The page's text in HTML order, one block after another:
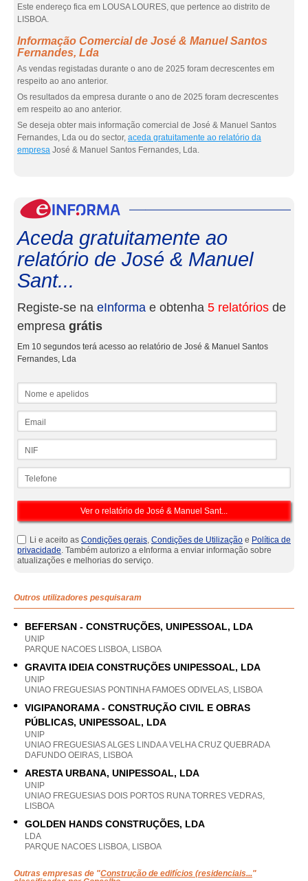
Este endereço fica em LOUSA LOURES, que pertence ao distrito de
LISBOA.
Informação Comercial de José & Manuel Santos
Fernandes, Lda
As vendas registadas durante o ano de 2025 foram decrescentes em
respeito ao ano anterior.
Os resultados da empresa durante o ano de 2025 foram decrescentes
em respeito ao ano anterior.
Se deseja obter mais informação comercial de José & Manuel Santos
Fernandes, Lda ou do sector, aceda gratuitamente ao relatório da
empresa José & Manuel Santos Fernandes, Lda.
Aceda gratuitamente ao
relatório de José & Manuel
Sant...
Registe-se na eInforma e obtenha 5 relatórios de
empresa grátis
Em 10 segundos terá acesso ao relatório de José & Manuel Santos
Fernandes, Lda
Li e aceito as Condições gerais, Condições de Utilização e Política de
privacidade. Também autorizo a eInforma a enviar informação sobre
atualizações e melhorias do serviço.
Outros utilizadores pesquisaram
BEFERSAN - CONSTRUÇÕES, UNIPESSOAL, LDA
UNIP
PARQUE NACOES LISBOA, LISBOA
GRAVITA IDEIA CONSTRUÇÕES UNIPESSOAL, LDA
UNIP
UNIAO FREGUESIAS PONTINHA FAMOES ODIVELAS, LISBOA
VIGIPANORAMA - CONSTRUÇÃO CIVIL E OBRAS
PÚBLICAS, UNIPESSOAL, LDA
UNIP
UNIAO FREGUESIAS ALGES LINDA A VELHA CRUZ QUEBRADA
DAFUNDO OEIRAS, LISBOA
ARESTA URBANA, UNIPESSOAL, LDA
UNIP
UNIAO FREGUESIAS DOIS PORTOS RUNA TORRES VEDRAS,
LISBOA
GOLDEN HANDS CONSTRUÇÕES, LDA
LDA
PARQUE NACOES LISBOA, LISBOA
Outras empresas de "Construção de edifícios (residenciais..."